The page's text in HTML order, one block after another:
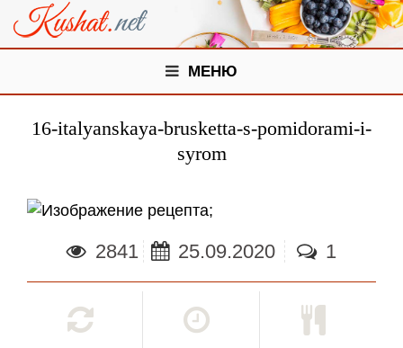
МЕНЮ
16-italyanskaya-brusketta-s-pomidorami-i-
syrom
;
2841 25.09.2020 1